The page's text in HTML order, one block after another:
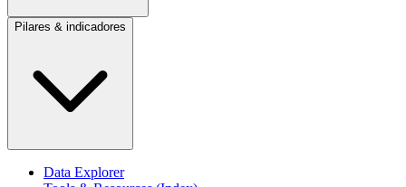
Pilares & indicadores
Data Explorer